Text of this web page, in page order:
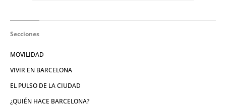
Secciones
MOVILIDAD
VIVIR EN BARCELONA
EL PULSO DE LA CIUDAD
¿QUIÉN HACE BARCELONA?